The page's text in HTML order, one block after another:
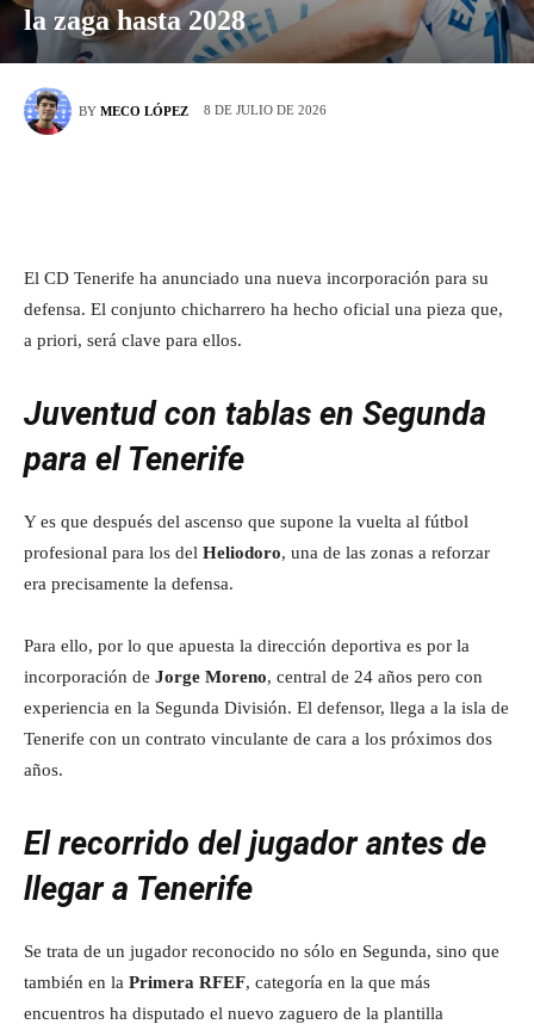
la zaga hasta 2028
BY MECO LÓPEZ 8 DE JULIO DE 2026
El CD Tenerife ha anunciado una nueva incorporación para su
defensa. El conjunto chicharrero ha hecho oficial una pieza que,
a priori, será clave para ellos.
Juventud con tablas en Segunda
para el Tenerife
Y es que después del ascenso que supone la vuelta al fútbol
profesional para los del Heliodoro, una de las zonas a reforzar
era precisamente la defensa.
Para ello, por lo que apuesta la dirección deportiva es por la
incorporación de Jorge Moreno, central de 24 años pero con
experiencia en la Segunda División. El defensor, llega a la isla de
Tenerife con un contrato vinculante de cara a los próximos dos
años.
El recorrido del jugador antes de
llegar a Tenerife
Se trata de un jugador reconocido no sólo en Segunda, sino que
también en la Primera RFEF, categoría en la que más
encuentros ha disputado el nuevo zaguero de la plantilla